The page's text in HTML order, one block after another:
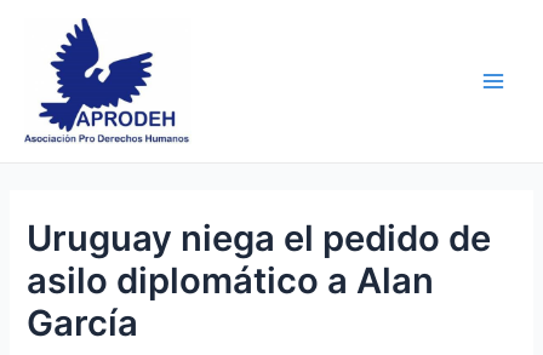
content
Uruguay niega el pedido de
asilo diplomático a Alan
García
navigation